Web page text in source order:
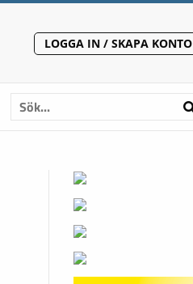
LOGGA IN / SKAPA KONTO